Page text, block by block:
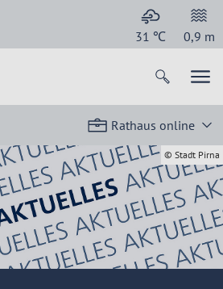
31 ℃ 0,9 m
Rathaus online
© Stadt Pirna